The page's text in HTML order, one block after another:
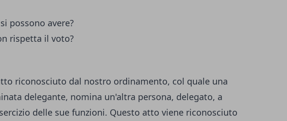
possono avere?
rispetta il voto?
riconosciuto dal nostro ordinamento, col quale una
delegante, nomina un'altra persona, delegato, a
delle sue funzioni. Questo atto viene riconosciuto